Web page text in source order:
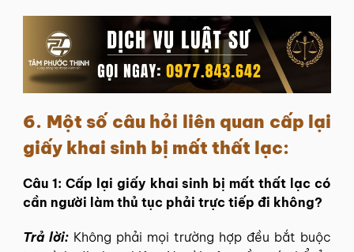
6. Một số câu hỏi liên quan cấp lại
giấy khai sinh bị mất thất lạc:
Câu 1: Cấp lại giấy khai sinh bị mất thất lạc có
cần người làm thủ tục phải trực tiếp đi không?
Trả lời: Không phải mọi trường hợp đều bắt buộc